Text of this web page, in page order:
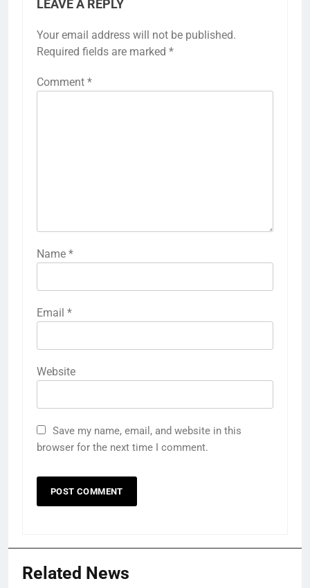
LEAVE A REPLY
Your email address will not be published.
Required fields are marked *
Comment *
Name *
Email *
Website
Save my name, email, and website in this
browser for the next time I comment.
Related News